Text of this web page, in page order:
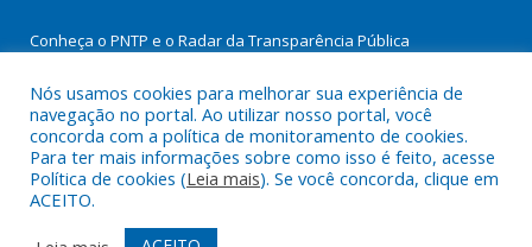
Conheça o PNTP e o Radar da Transparência Pública
Todos os direitos reservados a Prefeitura Municipal de
Cachoeira do Arari.
Nós usamos cookies para melhorar sua experiência de
navegação no portal. Ao utilizar nosso portal, você
concorda com a política de monitoramento de cookies.
Para ter mais informações sobre como isso é feito, acesse
Política de cookies (Leia mais). Se você concorda, clique em
ACEITO.